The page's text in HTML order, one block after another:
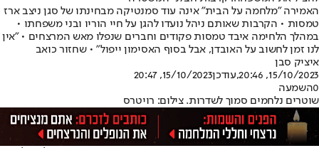
האמירה "מלחמה על הבית" אינה עוד סמנטיקה מבחינתו של סגן ניצב ארז
טמסות • הקרבות שאותם ניהל נועדו להגן על חיי הוריו ובני משפחתו •
במהלך הלחימה איבד טמסות פקודים וחברים שנפלו מאש המרצחים • "אין
לנו זמן לחשוב על האובדן, אבל בסוף האסימון ייפול" • שחזור כואב
איציק סבן
15/10/2023, 20:46
,עודכן15/10/2023, 20:47
0השמעה
שוטרים נלחמים סמוך לשדרות. צילום: רויטרס